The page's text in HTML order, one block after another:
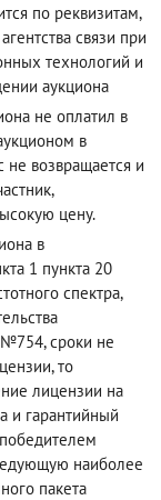
по реквизитам,
связи при
технологий и
аукциона
не оплатил в
в
не возвращается и
цену.
в
1 пункта 20
спектра,
№754, сроки не
то
лицензии на
и гарантийный
наиболее
пакета